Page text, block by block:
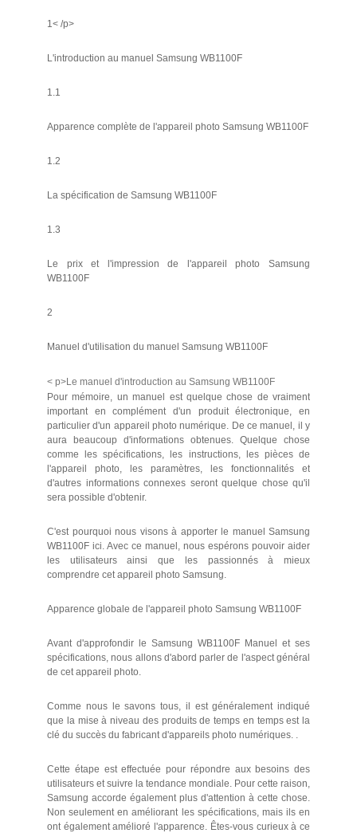
1< /p>
L'introduction au manuel Samsung WB1100F
1.1
Apparence complète de l'appareil photo Samsung WB1100F
1.2
La spécification de Samsung WB1100F
1.3
Le prix et l'impression de l'appareil photo Samsung
WB1100F
2
Manuel d'utilisation du manuel Samsung WB1100F
< p>Le manuel d'introduction au Samsung WB1100F
Pour mémoire, un manuel est quelque chose de vraiment
important en complément d'un produit électronique, en
particulier d'un appareil photo numérique. De ce manuel, il y
aura beaucoup d'informations obtenues. Quelque chose
comme les spécifications, les instructions, les pièces de
l'appareil photo, les paramètres, les fonctionnalités et
d'autres informations connexes seront quelque chose qu'il
sera possible d'obtenir.
C'est pourquoi nous visons à apporter le manuel Samsung
WB1100F ici. Avec ce manuel, nous espérons pouvoir aider
les utilisateurs ainsi que les passionnés à mieux
comprendre cet appareil photo Samsung.
Apparence globale de l'appareil photo Samsung WB1100F
Avant d'approfondir le Samsung WB1100F Manuel et ses
spécifications, nous allons d'abord parler de l'aspect général
de cet appareil photo.
Comme nous le savons tous, il est généralement indiqué
que la mise à niveau des produits de temps en temps est la
clé du succès du fabricant d'appareils photo numériques. .
Cette étape est effectuée pour répondre aux besoins des
utilisateurs et suivre la tendance mondiale. Pour cette raison,
Samsung accorde également plus d'attention à cette chose.
Non seulement en améliorant les spécifications, mais ils en
ont également amélioré l'apparence. Êtes-vous curieux à ce